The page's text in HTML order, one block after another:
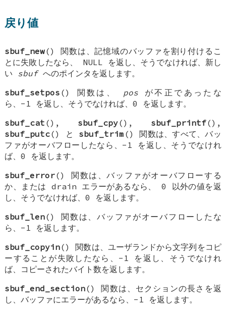
戻り値
sbuf_new() 関数は、記憶域のバッファを割り付けるこ
とに失敗したなら、 NULL を返し、そうでなければ、新し
い sbufへのポインタを返します。
sbuf_setpos () 関数は、 posが不正であったな
ら、-1 を返し、そうでなければ、0 を返します。
sbuf_cat (), sbuf_cpy(), sbuf_printf(),
sbuf_putc() と sbuf_trim () 関数は、すべて、バッ
ファがオーバフローしたなら、-1 を返し、そうでなけれ
ば、0 を返します。
sbuf_error() 関数は、バッファがオーバフローする
か、または drain エラーがあるなら、 0 以外の値を返
し、そうでなければ、0 を返します。
sbuf_len() 関数は、バッファがオーバフローしたな
ら、-1 を返します。
sbuf_copyin() 関数は、ユーザランドから文字列をコピ
ーすることが失敗したなら、-1 を返し、そうでなけれ
ば、コピーされたバイト数を返します。
sbuf_end_section() 関数は、セクションの長さを返
し、バッファにエラーがあるなら、-1 を返します。